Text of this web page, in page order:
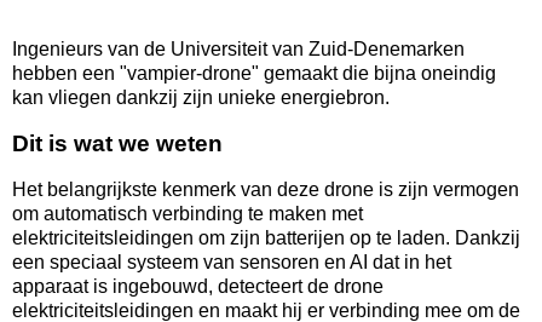
Ingenieurs van de Universiteit van Zuid-Denemarken
hebben een "vampier-drone" gemaakt die bijna oneindig
kan vliegen dankzij zijn unieke energiebron.
Dit is wat we weten
Het belangrijkste kenmerk van deze drone is zijn vermogen
om automatisch verbinding te maken met
elektriciteitsleidingen om zijn batterijen op te laden. Dankzij
een speciaal systeem van sensoren en AI dat in het
apparaat is ingebouwd, detecteert de drone
elektriciteitsleidingen en maakt hij er verbinding mee om de